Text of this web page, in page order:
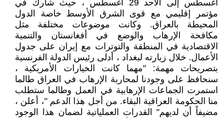
أغسطس إلى الأحد 29 أغسطس ، حيث شارك في
مؤتمر إقليمي مع قوى الشرق الأوسط خاصة الدول
المحيطة بالعراق. وكانت موضوعات مختلفة مثل
مكافحة الإرهاب والوضع في أفغانستان والتنمية
الاقتصادية في المنطقة والتوترات مع إيران على جدول
الأعمال. خلال زيارته لبغداد ، أدلى رئيس الدولة الفرنسية
بتصريحات مهمة: "مهما كانت الخيارات الأمريكية ،
سنحافظ على وجودنا لمحاربة الإرهاب في العراق طالما
استمرت الجماعات الإرهابية في العمل وطالما ستطلب
منا الحكومة العراقية البقاء. من أجل هذا الدعم "، أعلن ،
مضيفاً أن لديهم" القدرات العملياتية لضمان هذا الوجود